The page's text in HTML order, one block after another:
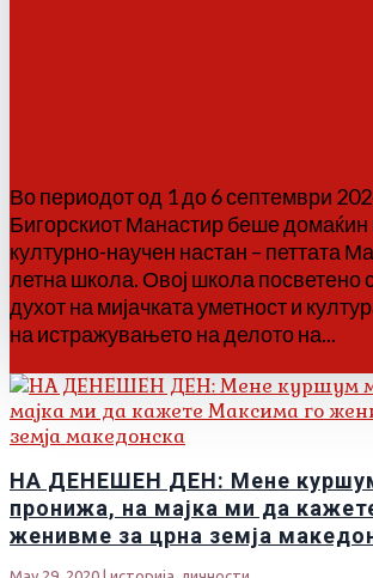
Во периодот од 1 до 6 септември
Бигорскиот Манастир беше домаќин
културно-научен настан – петтата
летна школа. Овој школа посветено
духот на мијачката уметност и
на истражувањето на делото на...
НА ДЕНЕШЕН ДЕН: Мене
пронижа, на мајка ми да
женивме за црна земја